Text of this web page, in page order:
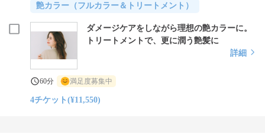
艶カラー（フルカラー＆トリートメント）
ダメージケアをしながら理想の艶カラーに。
トリートメントで、更に潤う艶髪に
詳細
60分 満足度募集中
4チケット(¥11,550)